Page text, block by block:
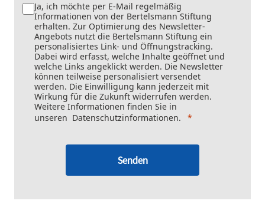
Ja, ich möchte per E-Mail regelmäßig
Informationen von der Bertelsmann Stiftung
erhalten. Zur Optimierung des Newsletter-
Angebots nutzt die Bertelsmann Stiftung ein
personalisiertes Link- und Öffnungstracking.
Dabei wird erfasst, welche Inhalte geöffnet und
welche Links angeklickt werden. Die Newsletter
können teilweise personalisiert versendet
werden. Die Einwilligung kann jederzeit mit
Wirkung für die Zukunft widerrufen werden.
Weitere Informationen finden Sie in
unseren Datenschutzinformationen.
Senden